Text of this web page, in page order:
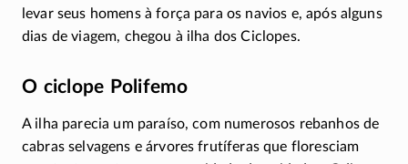
levar seus homens à força para os navios e, após alguns
dias de viagem, chegou à ilha dos Ciclopes.
O ciclope Polifemo
A ilha parecia um paraíso, com numerosos rebanhos de
cabras selvagens e árvores frutíferas que floresciam